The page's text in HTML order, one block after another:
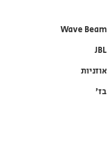
Wave Beam
JBL
אוזניות
בז'